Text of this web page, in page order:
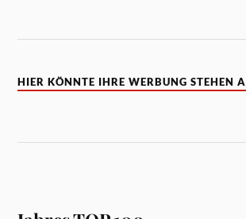
HIER KÖNNTE IHRE WERBUNG STEHEN A